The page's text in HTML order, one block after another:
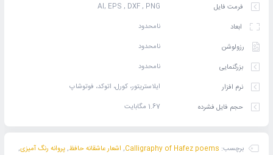
فرمت فایل
AI, EPS , DXF , PNG
ابعاد
نامحدود
رزولوشن
نامحدود
بزرگنمایی
نامحدود
نرم افزار
ایلاستریتور، کورل، اتوکد، فوتوشاپ
حجم فایل فشرده
1.67 مگابایت
برچسب: Calligraphy of Hafez poems
, اشعار عاشقانه حافظ,پروانه رنگ آمیزی,